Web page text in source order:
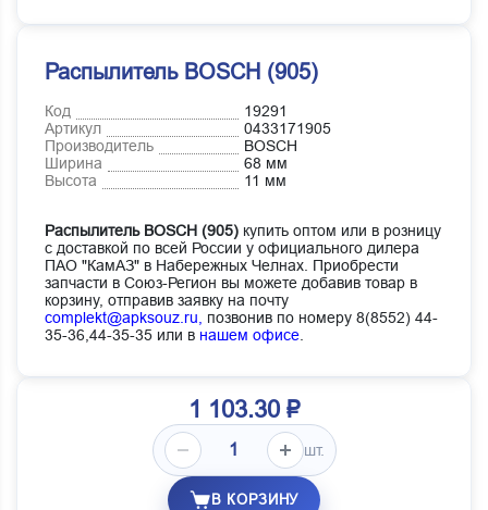
Распылитель BOSCH (905)
Код
19291
Артикул
0433171905
Производитель
BOSCH
Ширина
68 мм
Высота
11 мм
Распылитель BOSCH (905) купить оптом или в розницу
с доставкой по всей России у официального дилера
ПАО "КамАЗ" в Набережных Челнах. Приобрести
запчасти в Союз-Регион вы можете добавив товар в
корзину, отправив заявку на почту
complekt@apksouz.ru,
позвонив по номеру 8(8552) 44-
35-36,44-35-35 или в нашем офисе
1 103.30 ₽
шт.
В КОРЗИНУ